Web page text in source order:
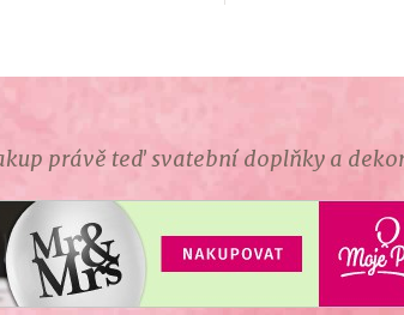
právě teď svatební doplňky a